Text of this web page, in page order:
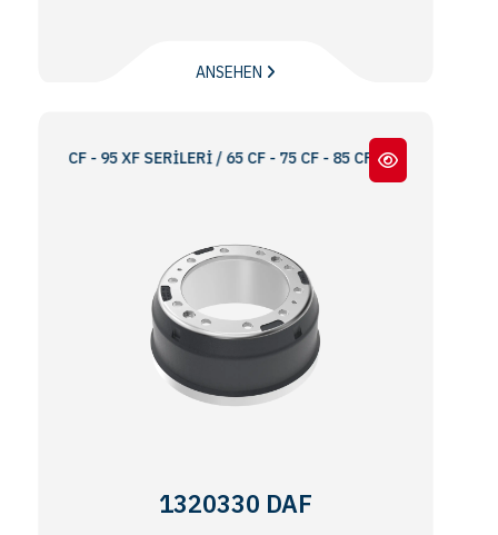
ANSEHEN
- 95 XF SERİLERİ / 65 CF - 75 CF - 85 CF - 95 XF SERIES
1320330 DAF